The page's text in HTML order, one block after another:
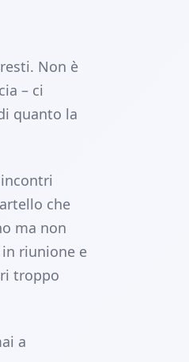
Non è
– ci
quanto la
che
ma non
riunione e
troppo
a